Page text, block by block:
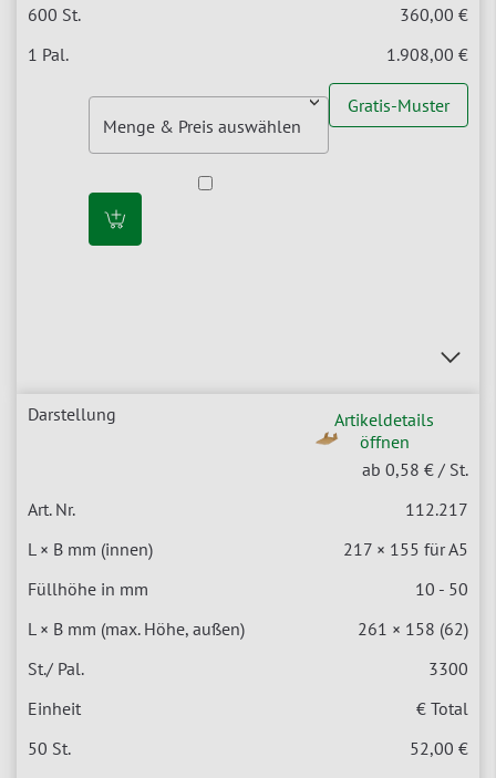
360,00 €
1.908,00 €
Gratis-Muster
Artikeldetails
öffnen
ab 0,58 € / St.
112.217
217 × 155 für A5
10 - 50
261 × 158 (62)
3300
€ Total
52,00 €